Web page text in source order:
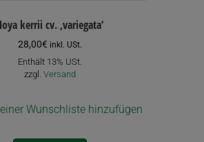
kerrii cv. ‚variegata‘
28,00€ inkl. USt.
Enthält 13% USt.
zzgl. Versand
Wunschliste hinzufügen